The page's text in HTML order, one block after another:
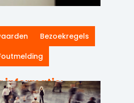
Bezoekregels
informatie: